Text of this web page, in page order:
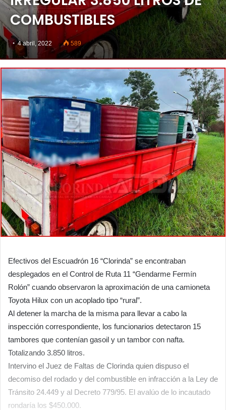
COMBUSTIBLES
4 abril, 2022 589
Efectivos del Escuadrón 16 “Clorinda” se encontraban
desplegados en el Control de Ruta 11 “Gendarme Fermín
Rolón” cuando observaron la aproximación de una camioneta
Toyota Hilux con un acoplado tipo “rural”.
Al detener la marcha de la misma para llevar a cabo la
inspección correspondiente, los funcionarios detectaron 15
tambores que contenían gasoil y un tambor con nafta.
Totalizando 3.850 litros.
Intervino el Juez de Faltas de Clorinda quien dispuso el
decomiso del rodado y del combustible en infracción a la Ley de
Tránsito 24.449 y al Decreto 779/95. El avalúo de lo incautado
rondaría los $450.000.